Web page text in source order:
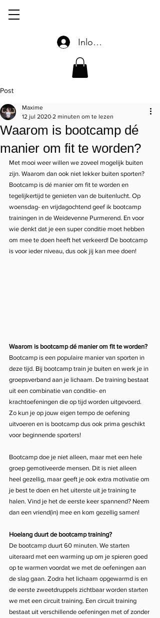
Inloggen
Post
Waarom is bootcamp dé
manier om fit te worden?
Maxime
12 jul 2020 2 minuten om te lezen
Met mooi weer willen we zoveel mogelijk buiten
zijn. Waarom dan ook niet lekker buiten sporten?
Bootcamp is dé manier om fit te worden en
tegelijkertijd te genieten van de buitenlucht. Op
woensdag- en vrijdagochtend geef ik bootcamp
trainingen in de Weidevenne Purmerend. En voor
wie denkt dat je een super conditie moet hebben
om mee te doen heeft het verkeerd! De bootcamp
is voor ieder niveau, dus ook jij kan mee doen!
Waarom is bootcamp dé manier om fit te worden?
Bootcamp is een populaire manier van sporten in
deze tijd. Bij bootcamp train je buiten en werk je in
groepsverband aan je lichaam. De training bestaat
uit een combinatie van conditie- en
krachtoefeningen die op tijd worden uitgevoerd.
Zo kun je op jouw eigen tempo de oefening
uitvoeren en is bootcamp dus ook prima geschikt
voor beginnende sporters!
Bootcamp doe je niet alleen, maar met een hele
groep gemotiveerde mensen. Dit is niet alleen
heel gezellig, maar geeft je ook extra motivatie om
je best te doen en het uiterste uit je training te
halen. Vind je het de eerste keer spannend? Neem
dan een vriend(in) mee en kom gezellig samen!
Hoelang duurt de bootcamp training?
De bootcamp duurt 60 minuten. We starten
uiteraard met een warming up om je spieren goed
op te warmen voordat we met de oefeningen aan
de slag gaan. Zodra het lichaam opgewarmd is en
de eerste zweetdruppels zichtbaar worden starten
we met een circuit training. Een circuit training
bestaat uit verschillende oefeningen met of zonder